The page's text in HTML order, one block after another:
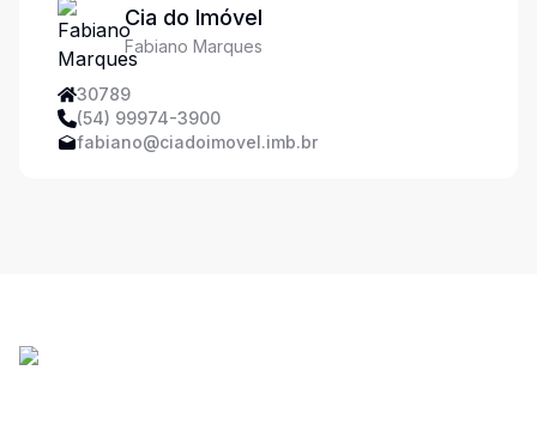
Cia do Imóvel
Fabiano Marques
30789
(54) 99974-3900
fabiano@ciadoimovel.imb.br